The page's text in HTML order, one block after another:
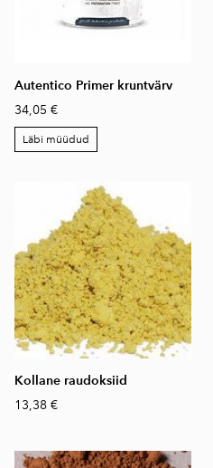
Autentico Primer kruntvärv
34,05 €
Läbi müüdud
Kollane raudoksiid
13,38 €